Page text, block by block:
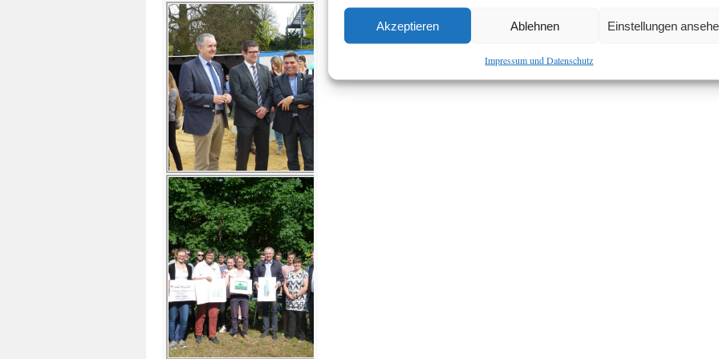
Akzeptieren Ablehnen Einstellungen
Impressum und Datenschutz